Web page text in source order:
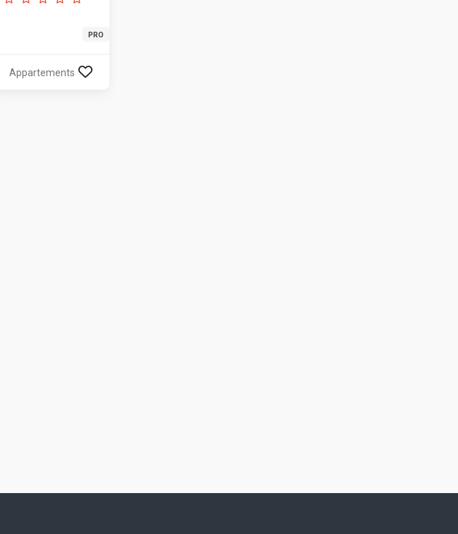
PRO
Appartements